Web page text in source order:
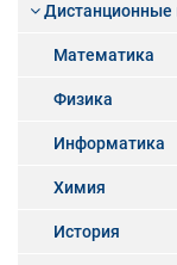
Дистанционные
Математика
Физика
Информатика
Химия
История